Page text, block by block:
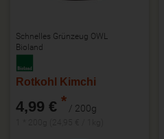
Schnelles Grünzeug OWL
Bioland
Rotkohl Kimchi
4,99 € * / 200g